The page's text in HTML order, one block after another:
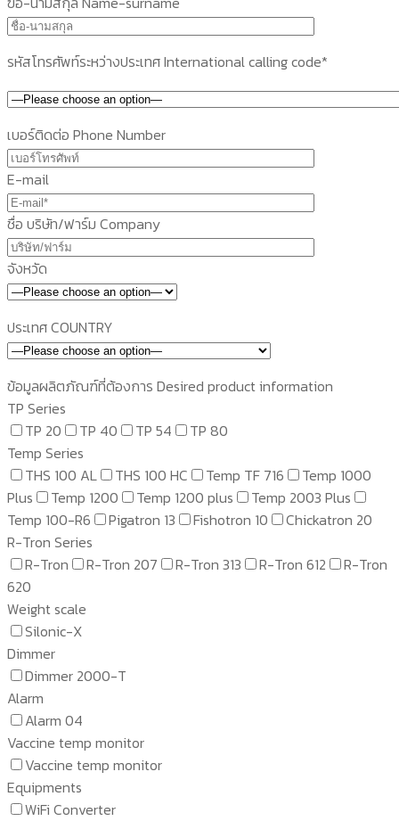
รหัสโทรศัพท์ระหว่างประเทศ International calling code*
เบอร์ติดต่อ Phone Number
E-mail
ชื่อ บริษัท/ฟาร์ม Company
จังหวัด
ประเทศ COUNTRY
ข้อมูลผลิตภัณฑ์ที่ต้องการ Desired product information
TP Series
TP 20
TP 40 TP 54
TP 80
Temp Series
THS 100 AL
THS 100 HC Temp TF 716
Temp 1000
Plus
Temp 1200 Temp 1200 plus
Temp 2003 Plus
Temp 100-R6
Pigatron 13 Fishotron 10
Chickatron 20
R-Tron Series
R-Tron
R-Tron 207 R-Tron 313 R-Tron 612
R-Tron
620
Weight scale
Silonic-X
Dimmer
Dimmer 2000-T
Alarm
Alarm 04
Vaccine temp monitor
Vaccine temp monitor
Equipments
WiFi Converter